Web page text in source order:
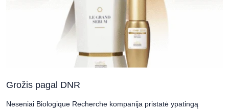
Grožis pagal DNR
Neseniai Biologique Recherche kompanija pristatė ypatingą